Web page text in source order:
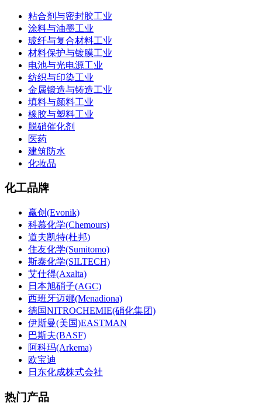
粘合剂与密封胶工业
涂料与油墨工业
玻纤与复合材料工业
材料保护与镀膜工业
电池与光电源工业
纺织与印染工业
金属锻造与铸造工业
填料与颜料工业
橡胶与塑料工业
脱硝催化剂
医药
建筑防水
化妆品
化工品牌
赢创(Evonik)
科慕化学(Chemours)
道夫凯特(杜邦)
住友化学(Sumitomo)
斯泰化学(SILTECH)
艾仕得(Axalta)
日本旭硝子(AGC)
西班牙迈娜(Menadiona)
德国NITROCHEMIE(硝化集团)
伊斯曼(美国)EASTMAN
巴斯夫(BASF)
阿科玛(Arkema)
欧宝迪
日东化成株式会社
热门产品